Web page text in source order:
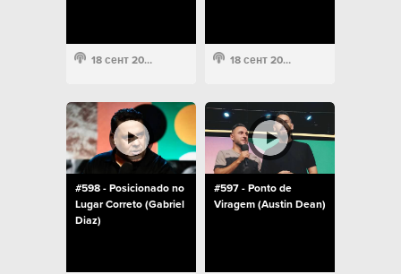
18 сент 2023 18 сент 2023
#598 - Posicionado no
Lugar Correto (Gabriel
Diaz)
#597 - Ponto de
Viragem (Austin Dean)